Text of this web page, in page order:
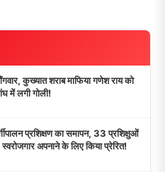
कुख्यात शराब माफिया गणेश राय को
में लगी गोली!
प्रशिक्षण का समापन, 33 प्रशिक्षुओं
अपनाने के लिए किया प्रेरित!